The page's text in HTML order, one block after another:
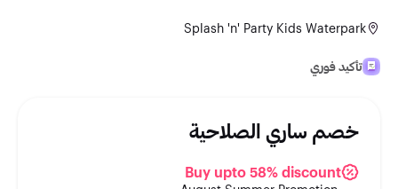
Splash 'n' Party Kids Waterpark
تأكيد فوري
خصم ساري الصلاحية
Buy upto 58% discount